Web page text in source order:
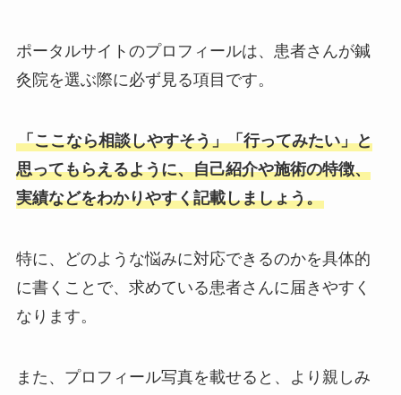
ポータルサイトのプロフィールは、患者さんが鍼
灸院を選ぶ際に必ず見る項目です。
「ここなら相談しやすそう」「行ってみたい」と
思ってもらえるように、自己紹介や施術の特徴、
実績などをわかりやすく記載しましょう。
特に、どのような悩みに対応できるのかを具体的
に書くことで、求めている患者さんに届きやすく
なります。
また、プロフィール写真を載せると、より親しみ